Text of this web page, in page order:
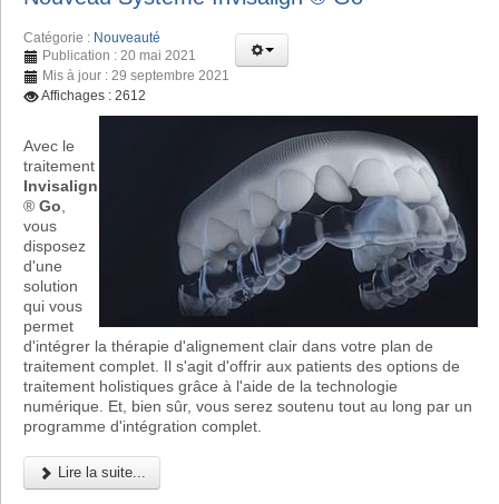
Catégorie : Nouveauté
Publication : 20 mai 2021
Mis à jour : 29 septembre 2021
Affichages : 2612
Avec le
traitement
Invisalign
® Go
vous
disposez
d'une
solution
qui vous
permet
d'intégrer la thérapie d'alignement clair dans votre plan de
traitement complet. Il s'agit d'offrir aux patients des options de
traitement holistiques grâce à l'aide de la technologie
numérique. Et, bien sûr, vous serez soutenu tout au long par un
programme d'intégration complet.
Lire la suite...